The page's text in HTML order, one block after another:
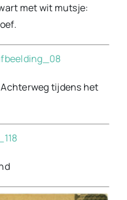
met wit mutsje:
tijdens het